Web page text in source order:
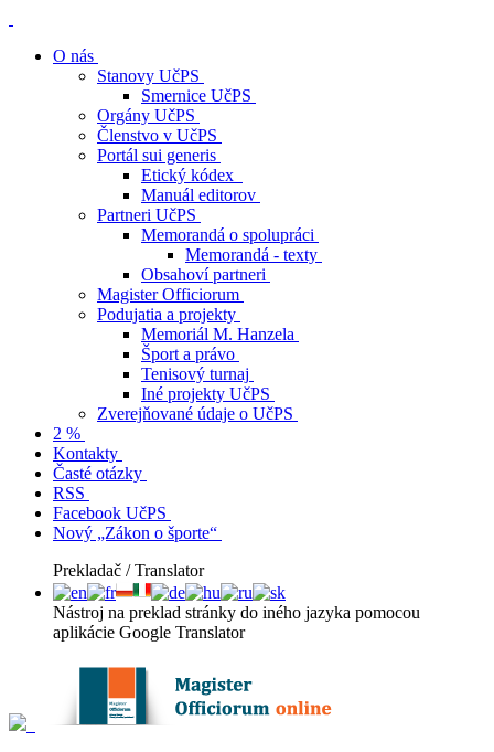
O nás
Stanovy UčPS
Smernice UčPS
Orgány UčPS
Členstvo v UčPS
Portál sui generis
Etický kódex
Manuál editorov
Partneri UčPS
Memorandá o spolupráci
Memorandá - texty
Obsahoví partneri
Magister Officiorum
Podujatia a projekty
Memoriál M. Hanzela
Šport a právo
Tenisový turnaj
Iné projekty UčPS
Zverejňované údaje o UčPS
2 %
Kontakty
Časté otázky
RSS
Facebook UčPS
Nový „Zákon o športe“
Prekladač / Translator
Nástroj na preklad stránky do iného jazyka pomocou
aplikácie Google Translator